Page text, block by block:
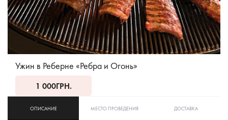
Ужин в Реберне «Ребра и Огонь»
1 000ГРН.
ОПИСАНИЕ МЕСТО ПРОВЕДЕНИЯ ДОСТАВКА